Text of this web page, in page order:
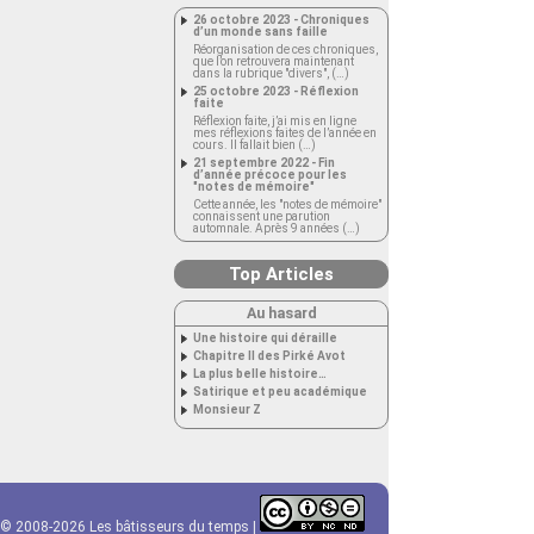
26 octobre 2023 - Chroniques
d’un monde sans faille
Réorganisation de ces chroniques,
que l’on retrouvera maintenant
dans la rubrique "divers", (…)
25 octobre 2023 - Réflexion
faite
Réflexion faite, j’ai mis en ligne
mes réflexions faites de l’année en
cours. Il fallait bien (…)
21 septembre 2022 - Fin
d’année précoce pour les
"notes de mémoire"
Cette année, les "notes de mémoire"
connaissent une parution
automnale. Après 9 années (…)
Top Articles
Au hasard
Une histoire qui déraille
Chapitre II des Pirké Avot
La plus belle histoire…
Satirique et peu académique
Monsieur Z
© 2008-2026 Les bâtisseurs du temps |